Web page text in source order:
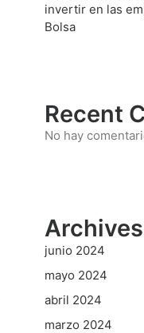
invertir en las
Bolsa
Recent
No hay
Archives
junio 2024
mayo 2024
abril 2024
marzo 2024